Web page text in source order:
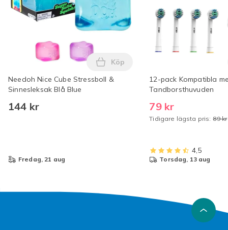
Needoh Nice Cube Stressboll &
Sinnesleksak Blå Blue
144 kr
Lägg till Needoh Nice Cube
Köp
fredag, 21 aug
12-pack Kompatibla
Tandborsthuvuden
79 kr
Tidigare lägsta pris: 89 kr
4,5
torsdag, 13 aug